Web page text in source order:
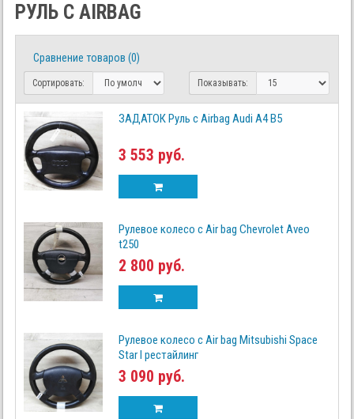
РУЛЬ С AIRBAG
Сравнение товаров (0)
Сортировать: Показывать:
ЗАДАТОК Руль с Airbag Audi A4 B5
3 553 руб.
Рулевое колесо с Air bag Chevrolet Aveo
t250
2 800 руб.
Рулевое колесо с Air bag Mitsubishi Space
Star I рестайлинг
3 090 руб.